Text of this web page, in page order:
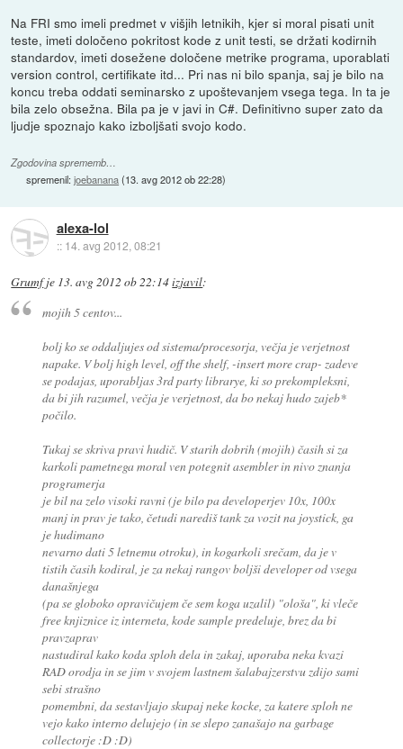
Na FRI smo imeli predmet v višjih letnikih, kjer si moral pisati unit
teste, imeti določeno pokritost kode z unit testi, se držati kodirnih
standardov, imeti dosežene določene metrike programa, uporablati
version control, certifikate itd... Pri nas ni bilo spanja, saj je bilo na
koncu treba oddati seminarsko z upoštevanjem vsega tega. In ta je
bila zelo obsežna. Bila pa je v javi in C#. Definitivno super zato da
ljudje spoznajo kako izboljšati svojo kodo.
Zgodovina sprememb…
spremenil:joebanana(13. avg 2012 ob 22:28)
alexa-lol
:: 14. avg 2012, 08:21
Grumfje 13. avg 2012 ob 22:14izjavil:
mojih 5 centov...
bolj ko se oddaljujes od sistema/procesorja, večja je verjetnost
napake. V bolj high level, off the shelf, -insert more crap- zadeve
se podajas, uporabljas 3rd party librarye, ki so prekompleksni,
da bi jih razumel, večja je verjetnost, da bo nekaj hudo zajeb*
počilo.
Tukaj se skriva pravi hudič. V starih dobrih (mojih) časih si za
karkoli pametnega moral ven potegnit asembler in nivo znanja
programerja
je bil na zelo visoki ravni (je bilo pa developerjev 10x, 100x
manj in prav je tako, četudi narediš tank za vozit na joystick, ga
je hudimano
nevarno dati 5 letnemu otroku), in kogarkoli srečam, da je v
tistih časih kodiral, je za nekaj rangov boljši developer od vsega
današnjega
(pa se globoko opravičujem če sem koga uzalil) "ološa", ki vleče
free knjiznice iz interneta, kode sample predeluje, brez da bi
pravzaprav
nastudiral kako koda sploh dela in zakaj, uporaba neka kvazi
RAD orodja in se jim v svojem lastnem šalabajzerstvu zdijo sami
sebi strašno
pomembni, da sestavljajo skupaj neke kocke, za katere sploh ne
vejo kako interno delujejo (in se slepo zanašajo na garbage
collectorje :D :D)